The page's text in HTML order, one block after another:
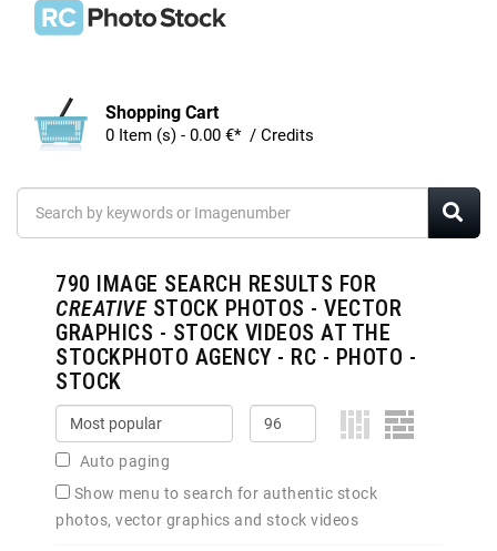
Shopping Cart
0 Item (s) - 0.00 €* / Credits
790 IMAGE SEARCH RESULTS FOR
CREATIVESTOCK PHOTOS - VECTOR
GRAPHICS - STOCK VIDEOS AT THE
STOCKPHOTO AGENCY - RC - PHOTO -
STOCK
Auto paging
Show menu to search for authentic stock
photos, vector graphics and stock videos